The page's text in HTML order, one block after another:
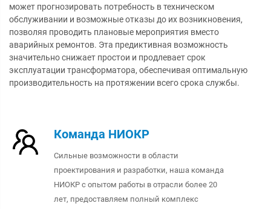
может прогнозировать потребность в техническом
обслуживании и возможные отказы до их возникновения,
позволяя проводить плановые мероприятия вместо
аварийных ремонтов. Эта предиктивная возможность
значительно снижает простои и продлевает срок
эксплуатации трансформатора, обеспечивая оптимальную
производительность на протяжении всего срока службы.
Команда НИОКР
Сильные возможности в области
проектирования и разработки, наша команда
НИОКР с опытом работы в отрасли более 20
лет, предоставляем полный комплекс